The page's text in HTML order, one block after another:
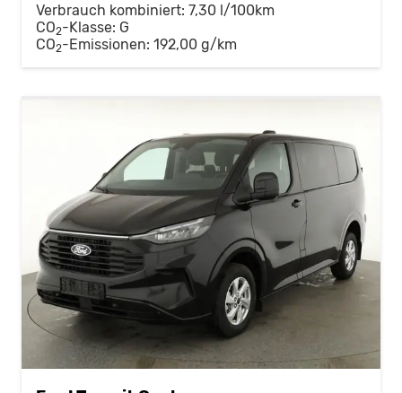
Verbrauch kombiniert: 7,30 l/100km
CO2-Klasse: G
CO2-Emissionen: 192,00 g/km